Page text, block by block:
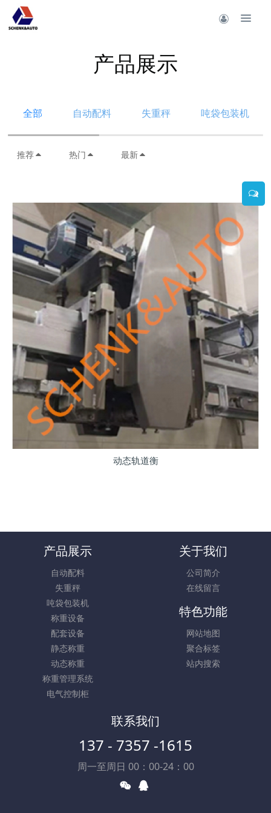
产品展示
全部 自动配料 失重秤 吨袋包装机
推荐 热门 最新
动态轨道衡
产品展示
自动配料
失重秤
吨袋包装机
称重设备
配套设备
静态称重
动态称重
称重管理系统
电气控制柜
关于我们
公司简介
在线留言
特色功能
网站地图
聚合标签
站内搜索
联系我们
137 - 7357 -1615
周一至周日 00：00-24：00